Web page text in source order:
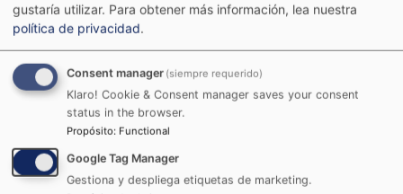
Cargada por: Wally
Cargada por: Wally Cargada por: Wally
gustaría utilizar. Para obtener más información, lea nuestra
política de privacidad.
Consent manager (siempre requerido)
Klaro! Cookie & Consent manager saves your consent
status in the browser.
Propósito: Functional
Google Tag Manager
Gestiona y despliega etiquetas de marketing.